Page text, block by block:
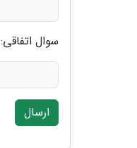
سوال
ارسال